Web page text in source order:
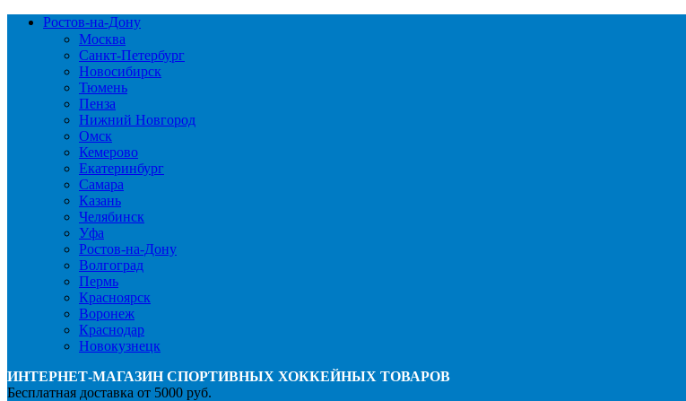
Ростов-на-Дону
Москва
Санкт-Петербург
Новосибирск
Тюмень
Пенза
Нижний Новгород
Омск
Кемерово
Екатеринбург
Самара
Казань
Челябинск
Уфа
Ростов-на-Дону
Волгоград
Пермь
Красноярск
Воронеж
Краснодар
Новокузнецк
ИНТЕРНЕТ-МАГАЗИН СПОРТИВНЫХ ХОККЕЙНЫХ ТОВАРОВ
Бесплатная доставка от 5000 руб.